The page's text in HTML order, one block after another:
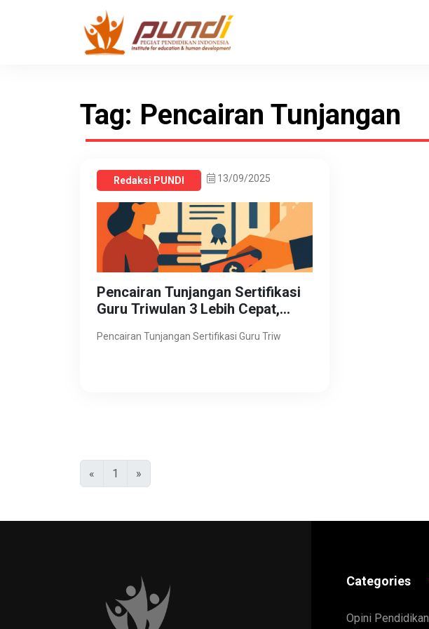
Tag: Pencairan Tunjangan
Redaksi PUNDI 13/09/2025
Pencairan Tunjangan Sertifikasi
Guru Triwulan 3 Lebih Cepat,
Pencairan Tunjangan Sertifikasi Guru Triw
« Previous
1 »
Categories
Opini Pendidikan